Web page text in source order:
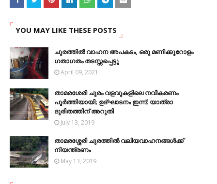
YOU MAY LIKE THESE POSTS
ചുരത്തിൽ വാഹന അപകടം, ഒരു മണിക്കൂറോളം
ഗതാഗതം തടസ്സപ്പെട്ടു
April 09, 2021
താമരശേരി ചുരം വളവുകളിലെ നവീകരണം
പൂര്‍ത്തിയായി; ഉദ്ഘാടനം ഇന്ന്; യാത്രാ
ദുരിതത്തിന് അറുതി
July 13, 2019
താമരശ്ശേരി ചുരത്തില്‍ വലിയവാഹനങ്ങള്‍ക്ക്
നിയന്ത്രണം
May 13, 2019